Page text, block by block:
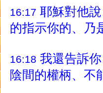
16:17 耶穌對他
的指示你的、乃
16:18 我還告訴
陰間的權柄、不